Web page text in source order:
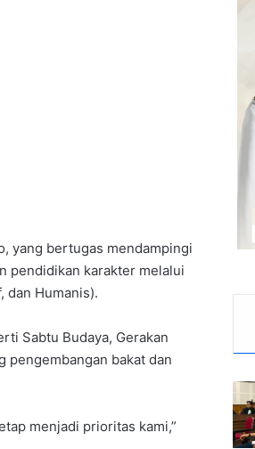
yang bertugas mendampingi
pendidikan karakter melalui
dan Humanis).
Sabtu Budaya, Gerakan
pengembangan bakat dan
menjadi prioritas kami,”